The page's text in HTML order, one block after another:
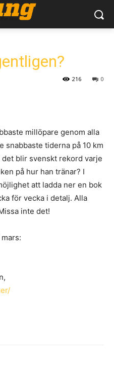
0
216
millöpare genom alla
snabbaste tiderna på 10 km
det blir svenskt rekord varje
på hur han tränar? I
att ladda ner en bok
för vecka i detalj. Alla
inte det!